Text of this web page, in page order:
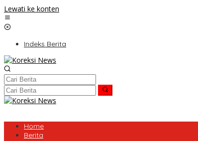
Lewati ke konten
Indeks Berita
Home
Berita